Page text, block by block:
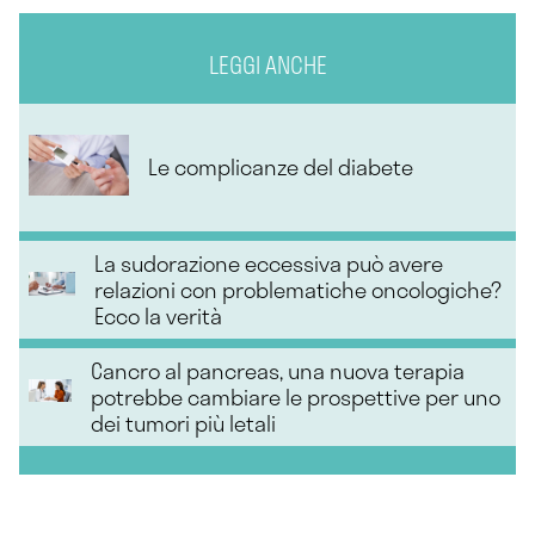
LEGGI ANCHE
Le complicanze del diabete
La sudorazione eccessiva può avere
relazioni con problematiche oncologiche?
Ecco la verità
Cancro al pancreas, una nuova terapia
potrebbe cambiare le prospettive per uno
dei tumori più letali